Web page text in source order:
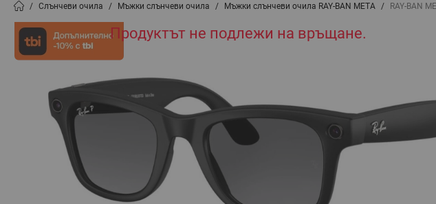
/ Слънчеви очила / Мъжки слънчеви очила / Мъжки слънчеви очила RAY-BAN META / RAY-BAN
Продуктът не подлежи на връщане.